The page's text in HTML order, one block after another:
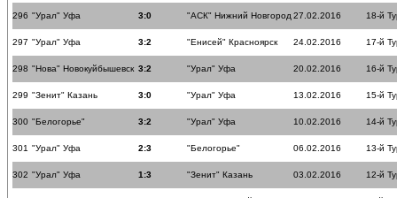
296 "Урал" Уфа 3:0 "АСК" Нижний Новгород 27.02.2016 18-й
297 "Урал" Уфа 3:2 "Енисей" Красноярск 24.02.2016 17-й
298 "Нова" Новокуйбышевск 3:2 "Урал" Уфа 20.02.2016 16-й
299 "Зенит" Казань 3:0 "Урал" Уфа 13.02.2016 15-й
300 "Белогорье" 3:2 "Урал" Уфа 10.02.2016 14-й
301 "Урал" Уфа 2:3 "Белогорье" 06.02.2016 13-й
302 "Урал" Уфа 1:3 "Зенит" Казань 03.02.2016 12-й